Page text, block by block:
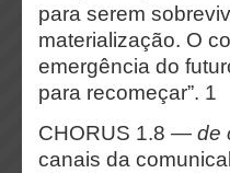
para serem
materialização. O
emergência do
para recomeçar”. 1
CHORUS 1.8 — de
canais da